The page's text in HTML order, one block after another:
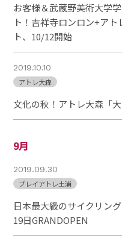
お客様＆武蔵野美術大学
ト！吉祥寺ロンロン+ア
ト、10/12開始
2019.10.10
アトレ大森
文化の秋！アトレ大森「
9月
2019.09.30
プレイアトレ土浦
日本最大級のサイクリン
19日GRANDOPEN